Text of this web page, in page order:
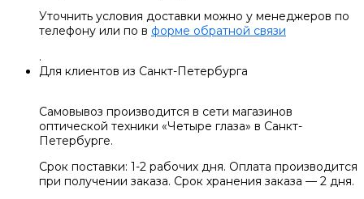
Уточнить условия доставки можно у менеджеров по
телефону или по в форме обратной связи
.
Для клиентов из Санкт-Петербурга
Самовывоз производится в сети магазинов
оптической техники «Четыре глаза» в Санкт-
Петербурге.
Срок поставки: 1-2 рабочих дня. Оплата производится
при получении заказа. Срок хранения заказа — 2 дня.